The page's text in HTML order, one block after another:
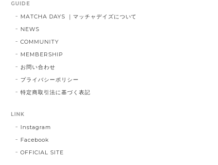
GUIDE
MATCHA DAYS ｜マッチャデイズについて
NEWS
COMMUNITY
MEMBERSHIP
お問い合わせ
プライバシーポリシー
特定商取引法に基づく表記
LINK
Instagram
Facebook
OFFICIAL SITE